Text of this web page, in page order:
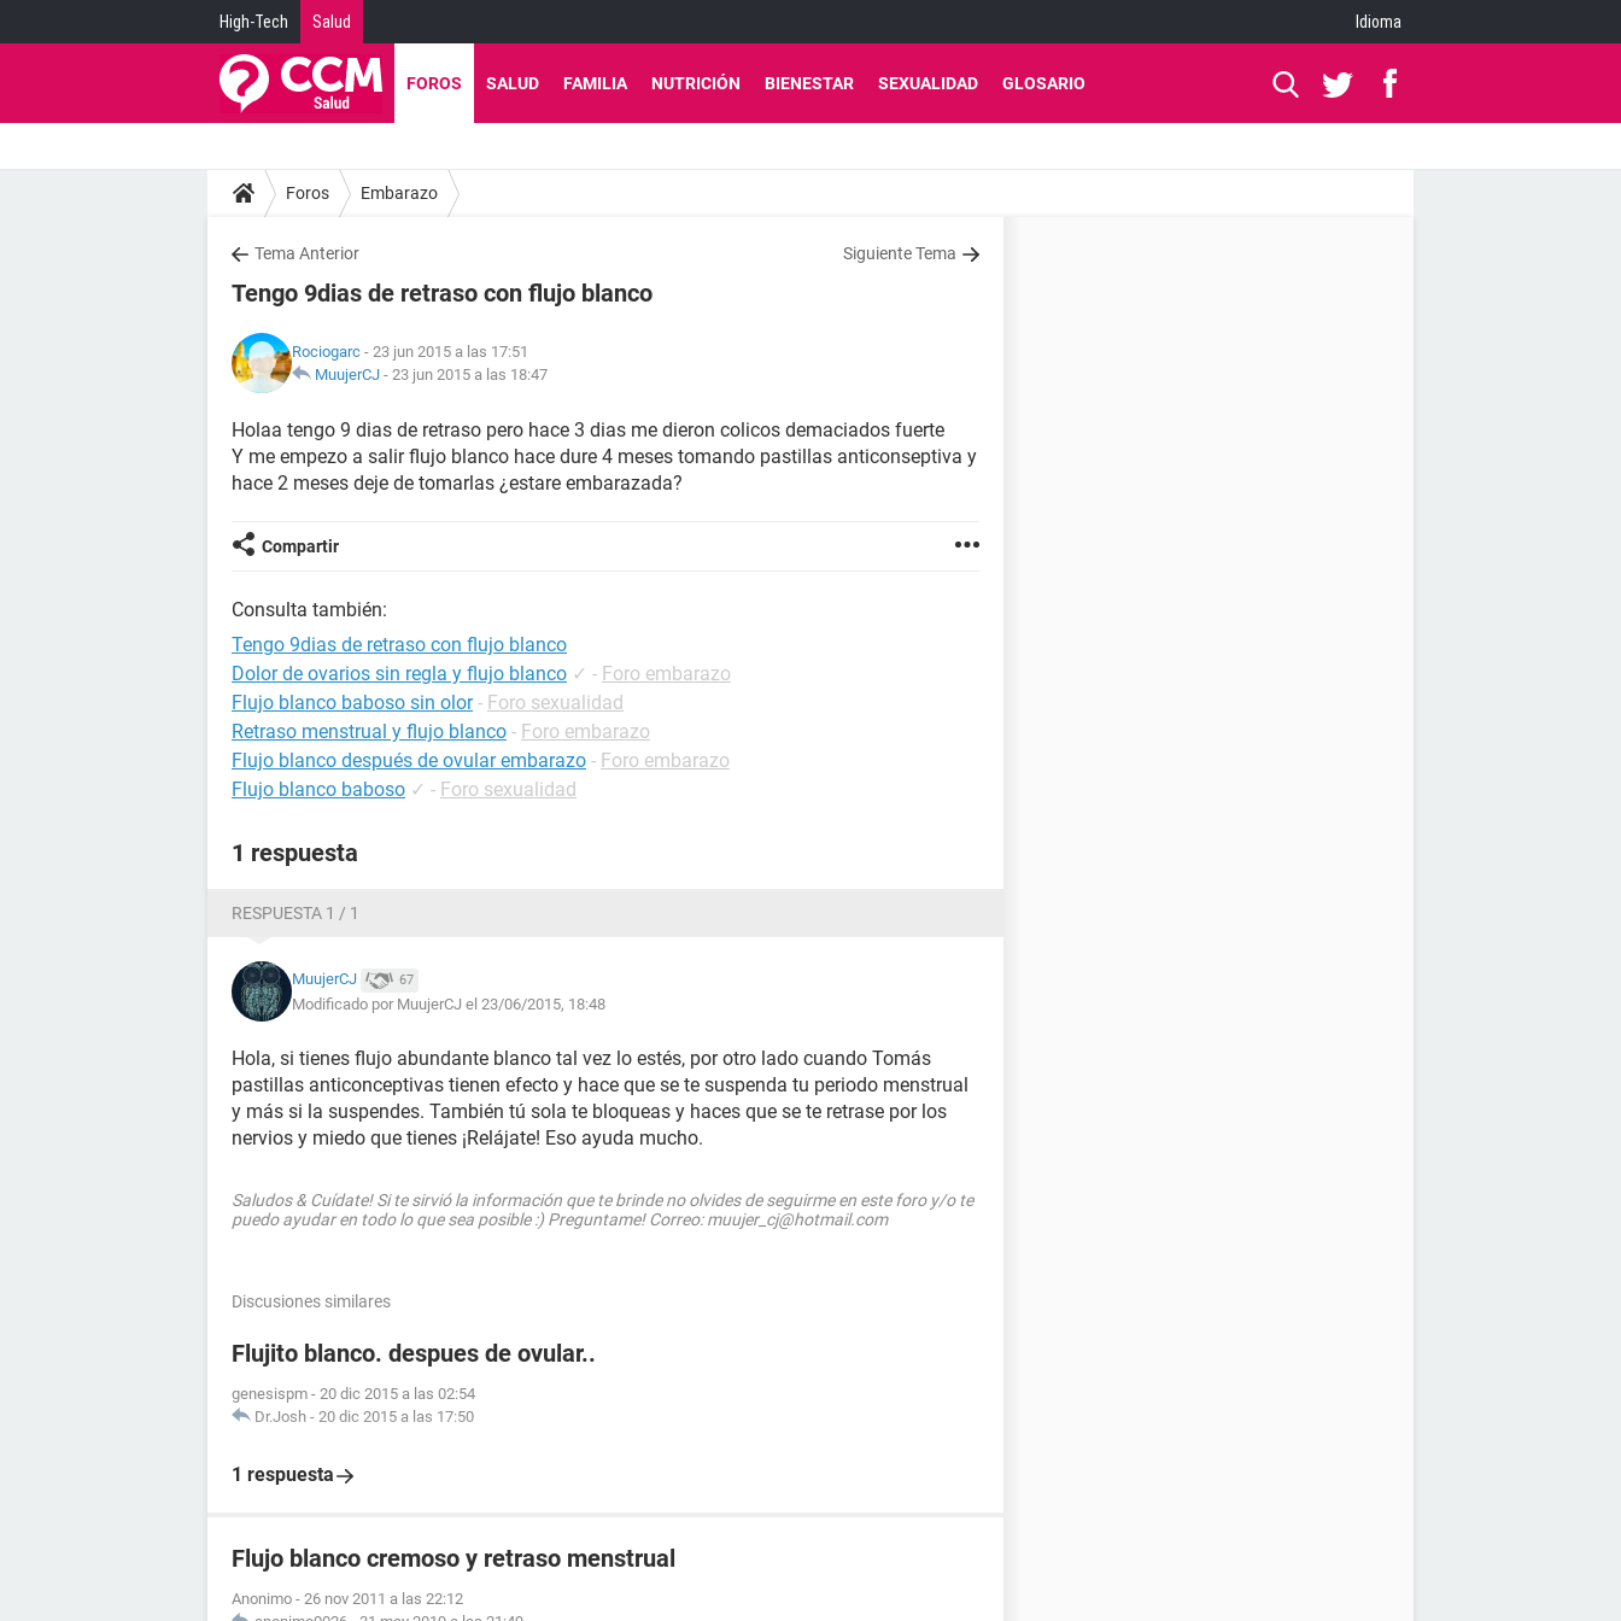
High-Tech Salud Idioma
FOROS SALUD FAMILIA NUTRICIÓN BIENESTAR SEXUALIDAD GLOSARIO
Foros Embarazo
Tema Anterior Siguiente Tema
Tengo 9dias de retraso con flujo blanco
Rociogarc - 23 jun 2015 a las 17:51
MuujerCJ - 23 jun 2015 a las 18:47
Holaa tengo 9 dias de retraso pero hace 3 dias me dieron colicos demaciados fuerte
Y me empezo a salir flujo blanco hace dure 4 meses tomando pastillas anticonseptiva y
hace 2 meses deje de tomarlas ¿estare embarazada?
Compartir
Consulta también:
Tengo 9dias de retraso con flujo blanco
Dolor de ovarios sin regla y flujo blanco ✓ - Foro embarazo
Flujo blanco baboso sin olor - Foro sexualidad
Retraso menstrual y flujo blanco - Foro embarazo
Flujo blanco después de ovular embarazo - Foro embarazo
Flujo blanco baboso ✓ - Foro sexualidad
1 respuesta
RESPUESTA 1 / 1
MuujerCJ 67
Modificado por MuujerCJ el 23/06/2015, 18:48
Hola, si tienes flujo abundante blanco tal vez lo estés, por otro lado cuando Tomás
pastillas anticonceptivas tienen efecto y hace que se te suspenda tu periodo menstrual
y más si la suspendes. También tú sola te bloqueas y haces que se te retrase por los
nervios y miedo que tienes ¡Relájate! Eso ayuda mucho.
Saludos & Cuídate! Si te sirvió la información que te brinde no olvides de seguirme en este foro y/o te
puedo ayudar en todo lo que sea posible :) Preguntame! Correo: muujer_cj@hotmail.com
Discusiones similares
Flujito blanco. despues de ovular..
genesispm - 20 dic 2015 a las 02:54
Dr.Josh - 20 dic 2015 a las 17:50
1 respuesta
Flujo blanco cremoso y retraso menstrual
Anonimo - 26 nov 2011 a las 22:12